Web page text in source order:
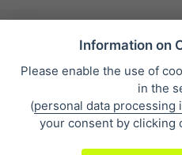
Über
Information on
Please enable the use of
in the
(personal data processing
your consent by clicking